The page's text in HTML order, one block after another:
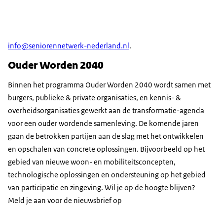
info@seniorennetwerk-nederland.nl .
Ouder Worden 2040
Binnen het programma Ouder Worden 2040 wordt samen met
burgers, publieke & private organisaties, en kennis- &
overheidsorganisaties gewerkt aan de transformatie-agenda
voor een ouder wordende samenleving. De komende jaren
gaan de betrokken partijen aan de slag met het ontwikkelen
en opschalen van concrete oplossingen. Bijvoorbeeld op het
gebied van nieuwe woon- en mobiliteitsconcepten,
technologische oplossingen en ondersteuning op het gebied
van participatie en zingeving. Wil je op de hoogte blijven?
Meld je aan voor de nieuwsbrief op